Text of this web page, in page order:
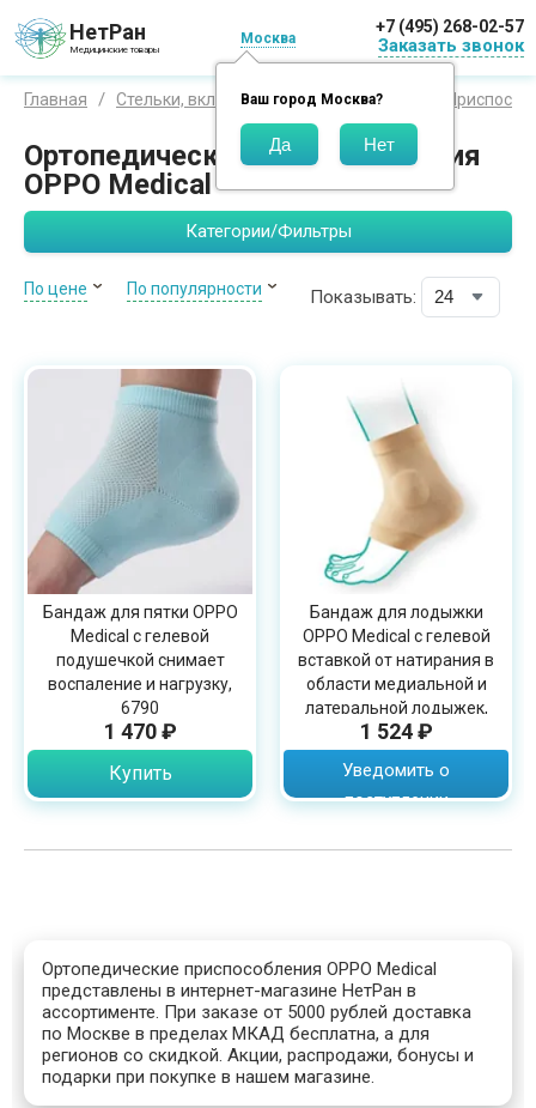
НетРан
Медицинские товары
Москва
Ваш город Москва?
+7 (495) 268-02-57
Заказать звонок
Главная Стельки, вкладыши и приспособления
Ортопедические приспособления
OPPO Medical
Категории/Фильтры
По цене По популярности Показывать:
Бандаж для пятки OPPO
Medical с гелевой
подушечкой снимает
воспаление и нагрузку,
6790
1 470 ₽
Купить
Бандаж для лодыжки
OPPO Medical с гелевой
вставкой от натирания в
области медиальной и
латеральной лодыжек,
6791
1 524 ₽
Уведомить о
поступлении
Ортопедические приспособления OPPO Medical
представлены в интернет-магазине НетРан в
ассортименте. При заказе от 5000 рублей доставка
по Москве в пределах МКАД бесплатна, а для
регионов со скидкой. Акции, распродажи, бонусы и
подарки при покупке в нашем магазине.